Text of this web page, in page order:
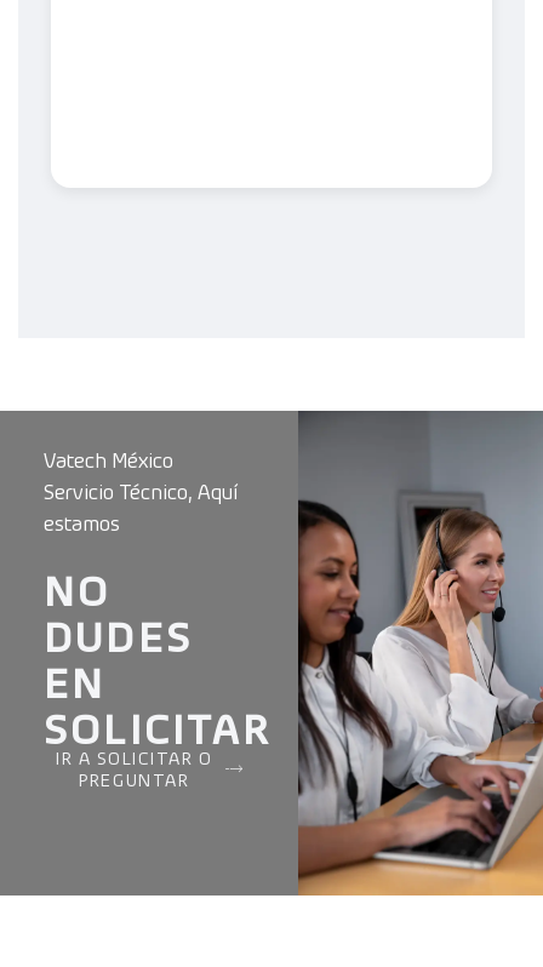
Vatech México
Servicio Técnico, Aquí
estamos
NO
DUDES
EN
SOLICITAR
IR A SOLICITAR O
PREGUNTAR